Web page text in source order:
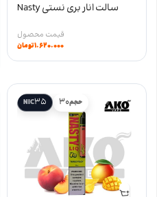
سالت انار بری نستی Nasty
LIQ
۱.۶۲۰.۰۰۰تومان
حجم30
35
NIC